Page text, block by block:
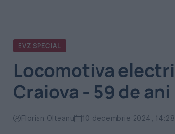
EVZ SPECIAL
Locomotiva
Craiova - 59 de ani
Florian Olteanu 10 decembrie 2024, 14:28